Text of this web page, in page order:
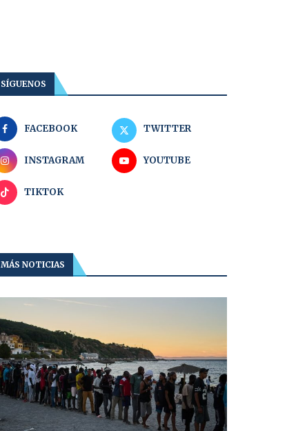
SÍGUENOS
FACEBOOK TWITTER
INSTAGRAM YOUTUBE
TIKTOK
MÁS NOTICIAS